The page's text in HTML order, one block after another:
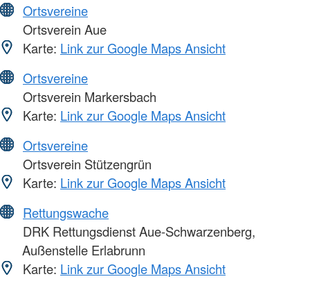
Ortsvereine
Ortsverein Aue
Karte: Link zur Google Maps Ansicht
Ortsvereine
Ortsverein Markersbach
Karte: Link zur Google Maps Ansicht
Ortsvereine
Ortsverein Stützengrün
Karte: Link zur Google Maps Ansicht
Rettungswache
DRK Rettungsdienst Aue-Schwarzenberg,
Außenstelle Erlabrunn
Karte: Link zur Google Maps Ansicht